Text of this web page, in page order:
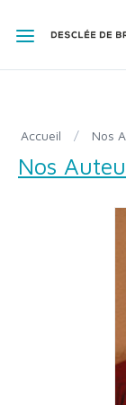
Accueil / Nos
Nos